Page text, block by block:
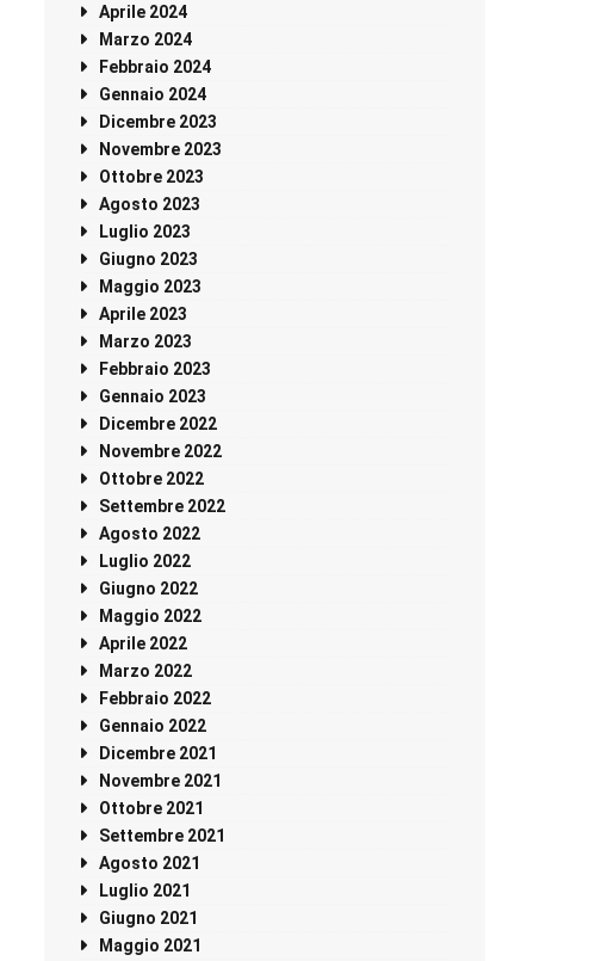
Aprile 2024
Marzo 2024
Febbraio 2024
Gennaio 2024
Dicembre 2023
Novembre 2023
Ottobre 2023
Agosto 2023
Luglio 2023
Giugno 2023
Maggio 2023
Aprile 2023
Marzo 2023
Febbraio 2023
Gennaio 2023
Dicembre 2022
Novembre 2022
Ottobre 2022
Settembre 2022
Agosto 2022
Luglio 2022
Giugno 2022
Maggio 2022
Aprile 2022
Marzo 2022
Febbraio 2022
Gennaio 2022
Dicembre 2021
Novembre 2021
Ottobre 2021
Settembre 2021
Agosto 2021
Luglio 2021
Giugno 2021
Maggio 2021